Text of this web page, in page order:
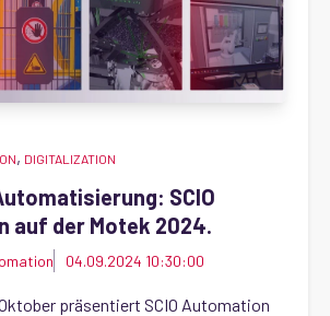
, DIGITALIZATION
SCIO
auf der Motek 2024.
04.09.2024 10:30:00
Oktober präsentiert SCIO Automation